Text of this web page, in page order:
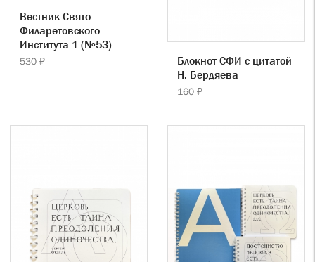
Вестник Свято-
Филаретовского
Института 1 (№53)
530 ₽
Блокнот СФИ с цитатой
Н. Бердяева
160 ₽